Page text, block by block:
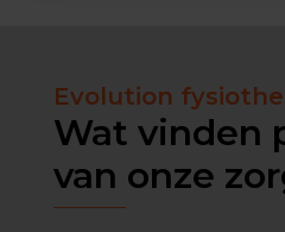
Evolution
Wat vinden
van onze